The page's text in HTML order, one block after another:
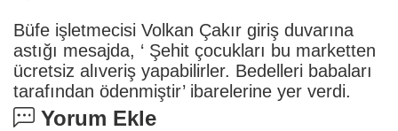
Büfe işletmecisi Volkan Çakır giriş duvarına
astığı mesajda, ‘ Şehit çocukları bu marketten
ücretsiz alıveriş yapabilirler. Bedelleri babaları
tarafından ödenmiştir’ ibarelerine yer verdi.
Yorum Ekle